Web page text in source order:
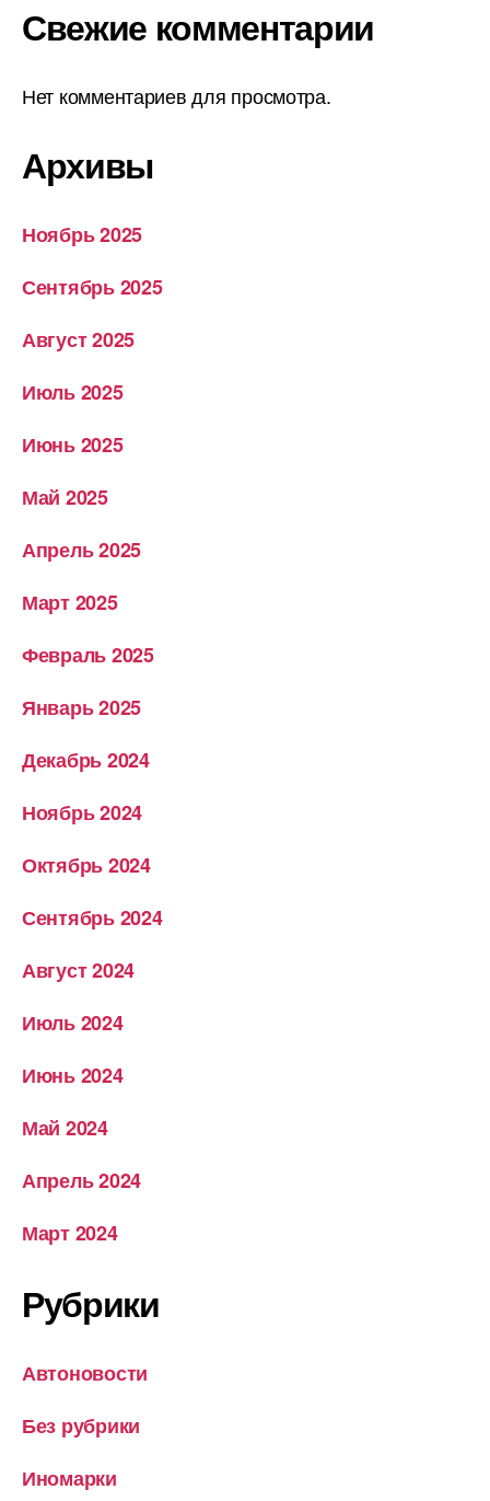
Свежие комментарии
Нет комментариев для просмотра.
Архивы
Ноябрь 2025
Сентябрь 2025
Август 2025
Июль 2025
Июнь 2025
Май 2025
Апрель 2025
Март 2025
Февраль 2025
Январь 2025
Декабрь 2024
Ноябрь 2024
Октябрь 2024
Сентябрь 2024
Август 2024
Июль 2024
Июнь 2024
Май 2024
Апрель 2024
Март 2024
Рубрики
Автоновости
Без рубрики
Иномарки